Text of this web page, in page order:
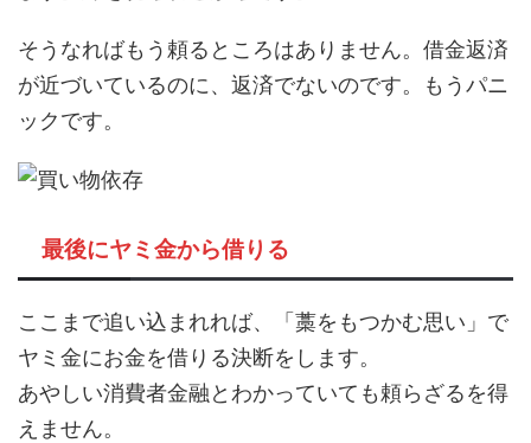
そうなればもう頼るところはありません。借金返済
が近づいているのに、返済でないのです。もうパニ
ックです。
最後にヤミ金から借りる
ここまで追い込まれれば、「藁をもつかむ思い」で
ヤミ金にお金を借りる決断をします。
あやしい消費者金融とわかっていても頼らざるを得
えません。